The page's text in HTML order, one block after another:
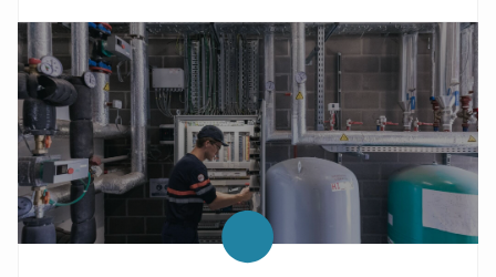
À
LA
DÉCOUVERTE
DE
L'INDUSTRIE
ALIMENTAIRE
LE
9
OCTOBRE
2026